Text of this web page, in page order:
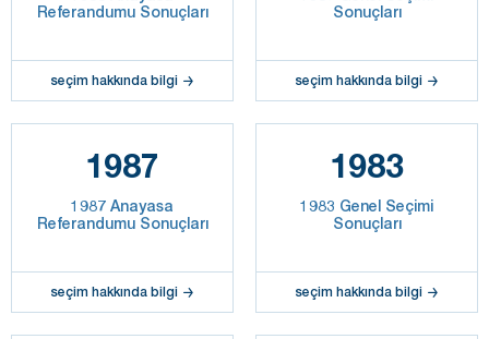
Referandumu Sonuçları
seçim hakkında bilgi
Sonuçları
seçim hakkında bilgi
1987
1987 Anayasa
Referandumu Sonuçları
seçim hakkında bilgi
1983
1983 Genel Seçimi
Sonuçları
seçim hakkında bilgi